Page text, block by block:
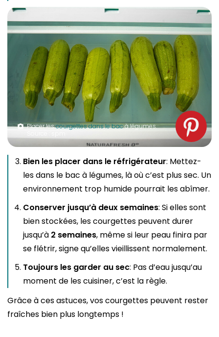
Placer lescourgettes dans le bacà légumes.
Bien les placer dans le réfrigérateur: Mettez-
les dans le bac à légumes, là où c’est plus sec. Un
environnement trop humide pourrait les abîmer.
Conserver jusqu’à deux semaines: Si elles sont
bien stockées, les courgettes peuvent durer
jusqu’à 2 semaines, même si leur peau finira par
se flétrir, signe qu’elles vieillissent normalement.
Toujours les garder au sec: Pas d’eau jusqu’au
moment de les cuisiner, c’est la règle.
Grâce à ces astuces, vos courgettes peuvent rester
fraîches bien plus longtemps !